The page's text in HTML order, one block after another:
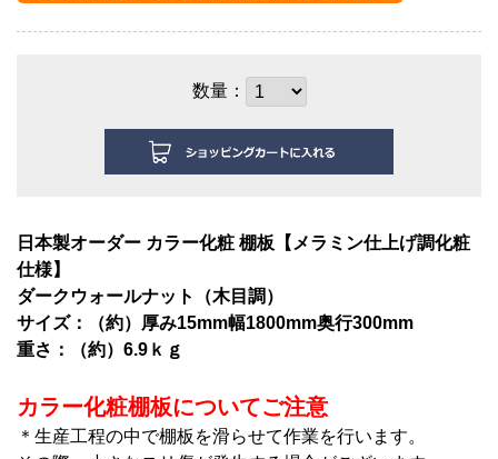
数量：
日本製オーダー カラー化粧 棚板【メラミン仕上げ調化粧
仕様】
ダークウォールナット（木目調）
サイズ：（約）厚み15mm幅1800mm奥行300mm
重さ：（約）6.9ｋｇ
カラー化粧棚板についてご注意
＊生産工程の中で棚板を滑らせて作業を行います。